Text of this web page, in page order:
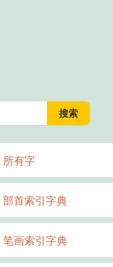
所有字
部首索引字典
笔画索引字典